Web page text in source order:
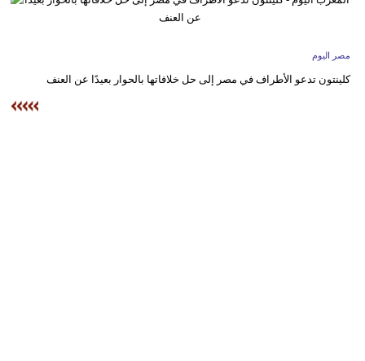
سياحة
أخبار
مصر اليوم
كلينتون تدعو الأطراف في مصر إلى حل خلافاتها بالحوار بعيدًا عن العنف